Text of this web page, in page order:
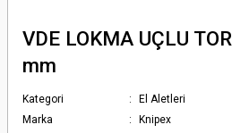
VDE LOKMA UÇLU
mm
Kategori
El Aletleri
Marka
Knipex